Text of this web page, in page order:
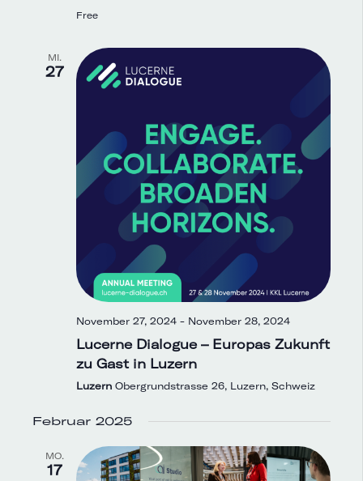
Free
MI.
27
November 27, 2024 - November 28, 2024
Lucerne Dialogue – Europas Zukunft
zu Gast in Luzern
Luzern Obergrundstrasse 26, Luzern, Schweiz
Februar 2025
MO.
17